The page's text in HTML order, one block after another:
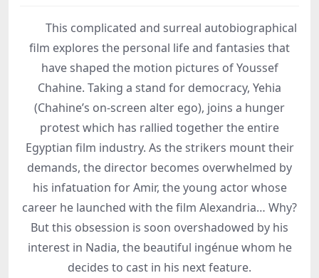
This complicated and surreal autobiographical
film explores the personal life and fantasies that
have shaped the motion pictures of Youssef
Chahine. Taking a stand for democracy, Yehia
(Chahine’s on-screen alter ego), joins a hunger
protest which has rallied together the entire
Egyptian film industry. As the strikers mount their
demands, the director becomes overwhelmed by
his infatuation for Amir, the young actor whose
career he launched with the film Alexandria… Why?
But this obsession is soon overshadowed by his
interest in Nadia, the beautiful ingénue whom he
decides to cast in his next feature.